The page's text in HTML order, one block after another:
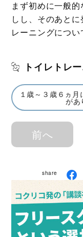
まず初めに一般
しし、そのあと
レーニングについ
トイレトレ
１歳～３歳６ヵ
があ
前へ
share